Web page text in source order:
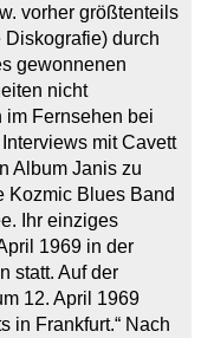
vorher größtenteils
durch
gewonnenen
nicht
im Fernsehen bei
mit Cavett
Album Janis zu
Kozmic Blues Band
Ihr einziges
1969 in der
statt. Auf der
12. April 1969
in Frankfurt.“ Nach